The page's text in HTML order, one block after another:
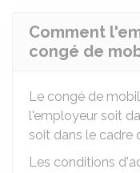
Comment
congé de
Le congé de
l'employeur soit
soit dans le cadre
Les conditions